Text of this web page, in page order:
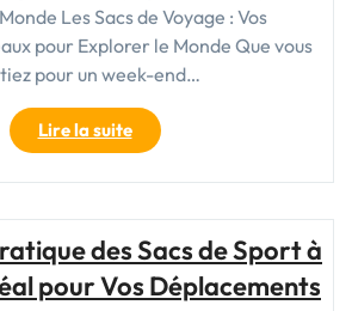
Les Sacs de Voyage : Vos
pour Explorer le Monde Que vous
pour un week-end…
Lire la suite"Choisissez
Vos
Compagnons
:
Les
des Sacs de Sport à
pour Vos Déplacements